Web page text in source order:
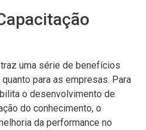
uma série de benefícios
para as empresas. Para
o desenvolvimento de
do conhecimento, o
da performance no